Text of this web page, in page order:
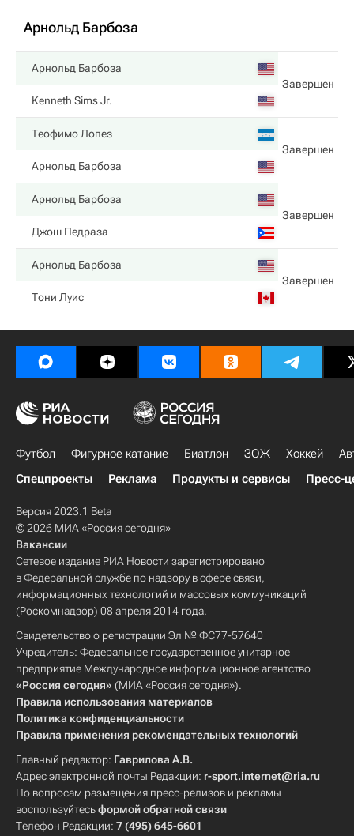
Арнольд Барбоза
Арнольд Барбоза
Завершен
Kenneth Sims Jr.
Теофимо Лопез
Завершен
Арнольд Барбоза
Арнольд Барбоза
Завершен
Джош Педраза
Арнольд Барбоза
Завершен
Тони Луис
Футбол Фигурное катание Биатлон ЗОЖ Хоккей
Спецпроекты
Реклама Продукты и сервисы Пресс-
Версия 2023.1 Beta
© 2026 МИА «Россия сегодня»
Вакансии
Сетевое издание РИА Новости зарегистрировано
в Федеральной службе по надзору в сфере связи,
информационных технологий и массовых коммуникаций
(Роскомнадзор) 08 апреля 2014 года.
Свидетельство о регистрации Эл № ФС77-57640
Учредитель: Федеральное государственное унитарное
предприятие Международное информационное агентство
«Россия сегодня» (МИА «Россия сегодня»).
Правила использования материалов
Политика конфиденциальности
Правила применения рекомендательных технологий
Главный редактор: Гаврилова А.В.
Адрес электронной почты Редакции: r-sport.internet@ria.ru
По вопросам размещения пресс-релизов и рекламы
воспользуйтесьформой обратной связи
Телефон Редакции: 7 (495) 645-6601